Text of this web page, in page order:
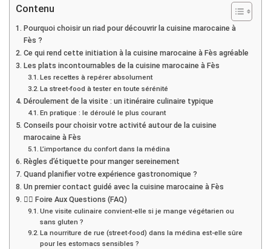
Contenu
Pourquoi choisir un riad pour découvrir la cuisine marocaine à
Fès ?
Ce qui rend cette initiation à la cuisine marocaine à Fès agréable
Les plats incontournables de la cuisine marocaine à Fès
Les recettes à repérer absolument
La street-food à tester en toute sérénité
Déroulement de la visite : un itinéraire culinaire typique
En pratique : le déroulé le plus courant
Conseils pour choisir votre activité autour de la cuisine
marocaine à Fès
L’importance du confort dans la médina
Règles d’étiquette pour manger sereinement
Quand planifier votre expérience gastronomique ?
Un premier contact guidé avec la cuisine marocaine à Fès
🙋‍♂️ Foire Aux Questions (FAQ)
Une visite culinaire convient-elle si je mange végétarien ou
sans gluten ?
La nourriture de rue (street-food) dans la médina est-elle sûre
pour les estomacs sensibles ?